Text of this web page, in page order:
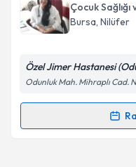
Çocuk Sağlığı
Bursa, Nilüfer
Özel Jimer Hastanesi
Odunluk Mah. Mihraplı Cad.
Randevu